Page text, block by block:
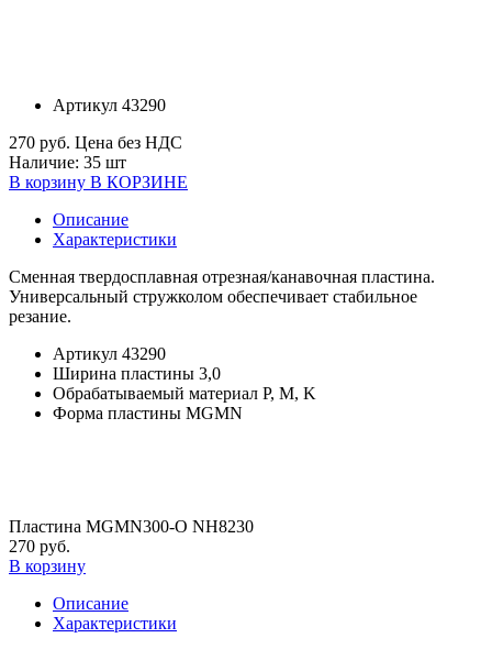
Артикул 43290
270 руб. Цена без НДС
Наличие: 35 шт
В корзину В КОРЗИНЕ
Описание
Характеристики
Сменная твердосплавная отрезная/канавочная пластина.
Универсальный стружколом обеспечивает стабильное
резание.
Артикул 43290
Ширина пластины 3,0
Обрабатываемый материал P, M, K
Форма пластины MGMN
Пластина MGMN300-O NH8230
270 руб.
В корзину
Описание
Характеристики